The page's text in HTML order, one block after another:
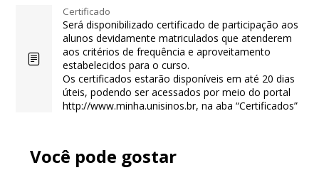
Certificado
Será disponibilizado certificado de participação aos
alunos devidamente matriculados que atenderem
aos critérios de frequência e aproveitamento
estabelecidos para o curso.
Os certificados estarão disponíveis em até 20 dias
úteis, podendo ser acessados por meio do portal
http://www.minha.unisinos.br, na aba “Certificados”
Você pode gostar